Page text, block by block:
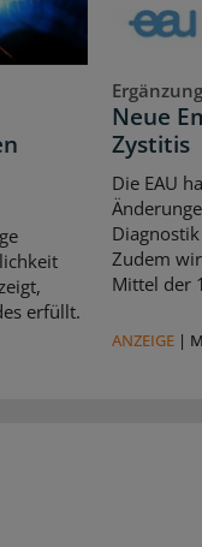
erfüllt.
Neue
Zystitis
Die EAU
Zudem
Mittel der
ANZEIGE |